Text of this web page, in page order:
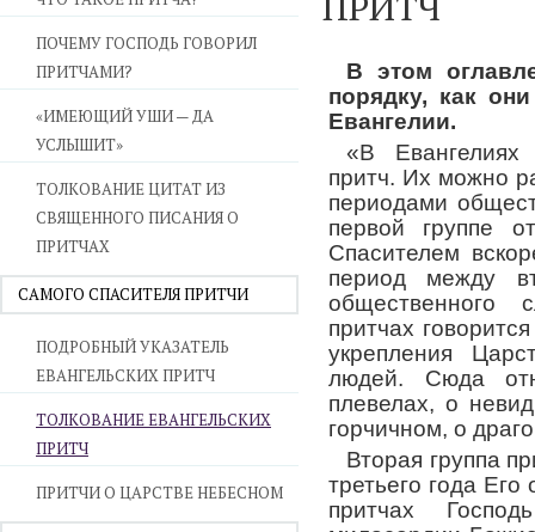
ПОЧЕМУ ГОСПОДЬ ГОВОРИЛ
ПРИТЧАМИ?
«ИМЕЮЩИЙ УШИ — ДА
УСЛЫШИТ»
ТОЛКОВАНИЕ ЦИТАТ ИЗ
СВЯЩЕННОГО ПИСАНИЯ О
ПРИТЧАХ
САМОГО СПАСИТЕЛЯ ПРИТЧИ
ПОДРОБНЫЙ УКАЗАТЕЛЬ
ЕВАНГЕЛЬСКИХ ПРИТЧ
ТОЛКОВАНИЕ ЕВАНГЕЛЬСКИХ
ПРИТЧ
ПРИТЧИ О ЦАРСТВЕ НЕБЕСНОМ
В этом
порядку, как
Евангелии.
«В
притч. Их можно
периодами
первой группе
Спасителем
период между
общественного
притчах
укрепления
людей. Сюда
плевелах, о
горчичном, о
Вторая группа
третьего года
притчах